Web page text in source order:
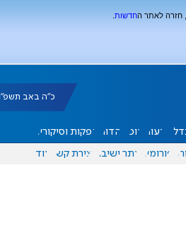
, חזרה לאתר החדשות